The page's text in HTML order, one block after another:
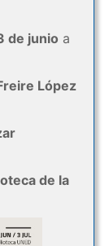
de junio a
López
de la